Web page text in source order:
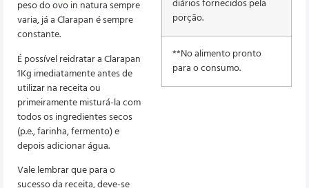
peso do ovo in natura sempre
varia, já a Clarapan é sempre
constante.
É possível reidratar a Clarapan
1Kg imediatamente antes de
utilizar na receita ou
primeiramente misturá-la com
todos os ingredientes secos
(p.e., farinha, fermento) e
depois adicionar água.
Vale lembrar que para o
diários fornecidos pela
porção.
**No alimento pronto
para o consumo.